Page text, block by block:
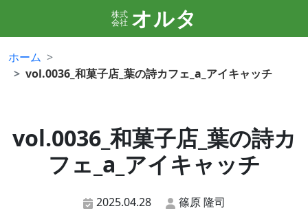
株式
会社 オルタ
ホーム
vol.0036_和菓子店_葉の詩カフェ_a_アイキャッチ
vol.0036_和菓子店_葉の詩カ
フェ_a_アイキャッチ
2025.04.28 篠原 隆司